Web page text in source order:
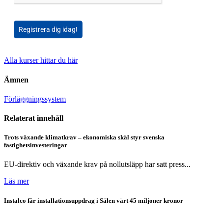
Registrera dig idag!
Alla kurser hittar du här
Ämnen
Förläggningssystem
Relaterat innehåll
Trots växande klimatkrav – ekonomiska skäl styr svenska
fastighetsinvesteringar
EU-direktiv och växande krav på nollutsläpp har satt press...
Läs mer
Instalco får installationsuppdrag i Sälen värt 45 miljoner kronor